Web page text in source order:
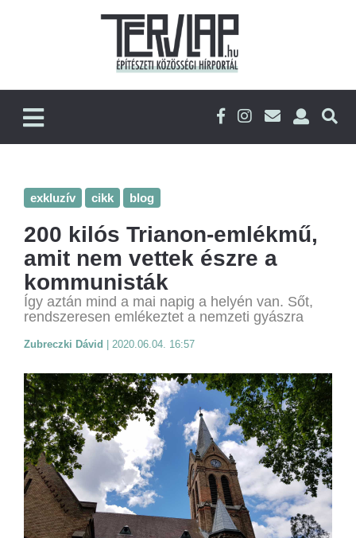
exkluzív cikk blog
200 kilós Trianon-emlékmű,
amit nem vettek észre a
kommunisták
Így aztán mind a mai napig a helyén van. Sőt,
rendszeresen emlékeztet a nemzeti gyászra
Zubreczki Dávid 2020.06.04. 16:57